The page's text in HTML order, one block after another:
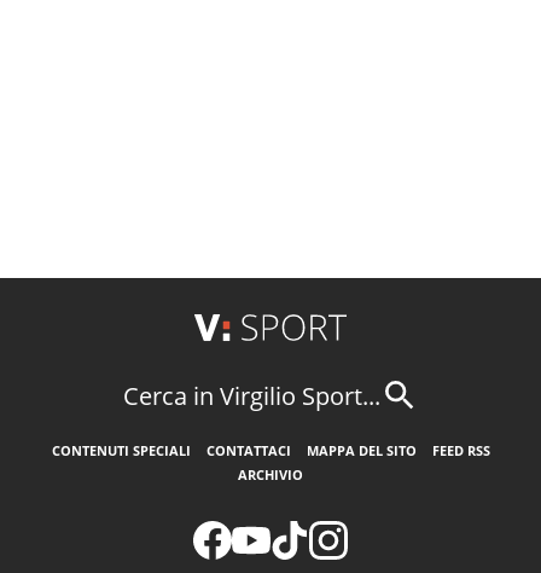
Cerca in Virgilio Sport...
CONTENUTI SPECIALI CONTATTACI MAPPA DEL SITO
FEED RSS
ARCHIVIO